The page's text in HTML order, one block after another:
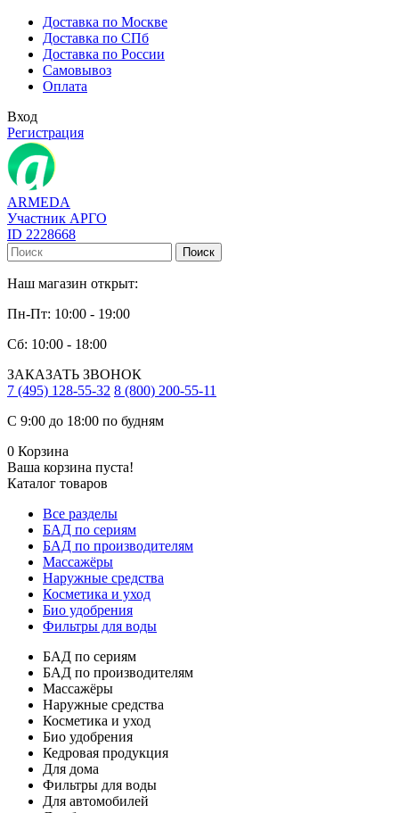
Доставка по Москве
Доставка по СПб
Доставка по России
Самовывоз
Оплата
Вход
Регистрация
ARMEDA
Участник АРГО
ID 2228668
Поиск
Наш магазин открыт:
Пн-Пт: 10:00 - 19:00
Сб: 10:00 - 18:00
ЗАКАЗАТЬ ЗВОНОК
7 (495) 128-55-32 8 (800) 200-55-11
С 9:00 до 18:00 по будням
0 Корзина
Ваша корзина пуста!
Каталог товаров
Все разделы
БАД по сериям
БАД по производителям
Массажёры
Наружные средства
Косметика и уход
Био удобрения
Фильтры для воды
БАД по сериям
БАД по производителям
Массажёры
Наружные средства
Косметика и уход
Био удобрения
Кедровая продукция
Для дома
Фильтры для воды
Для автомобилей